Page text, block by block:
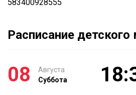
583400928555
Расписание детского
08
Августа
Суббота